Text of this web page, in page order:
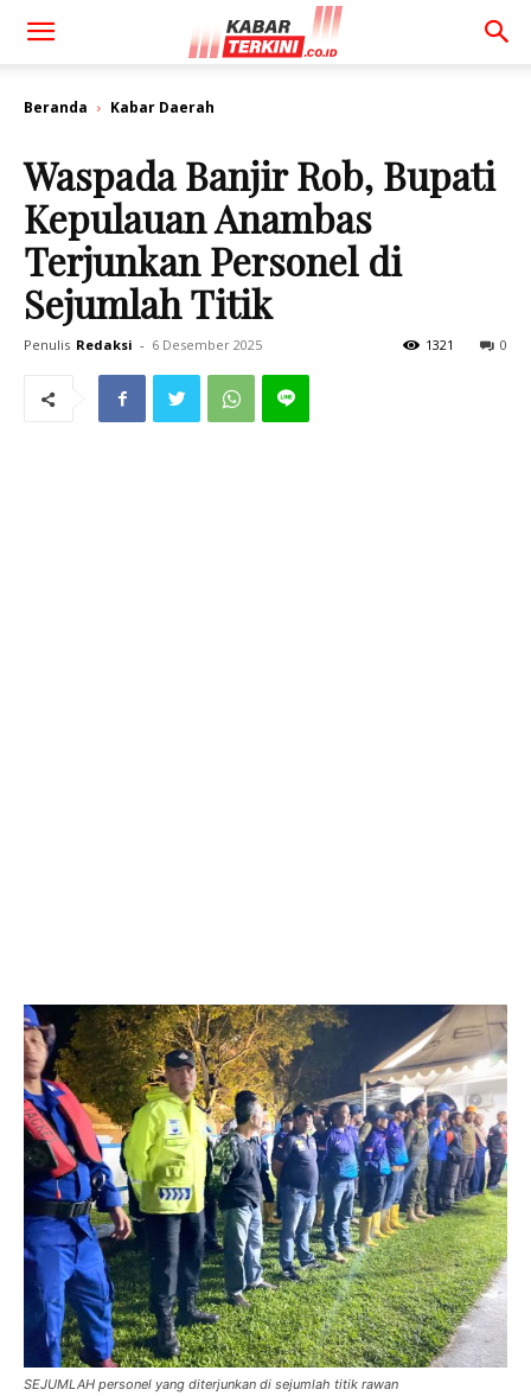
Beranda Kabar Daerah
Waspada Banjir Rob, Bupati
Kepulauan Anambas
Terjunkan Personel di
Sejumlah Titik
Penulis Redaksi - 6 Desember 2025 0
1321
SEJUMLAH personel yang diterjunkan di sejumlah titik rawan